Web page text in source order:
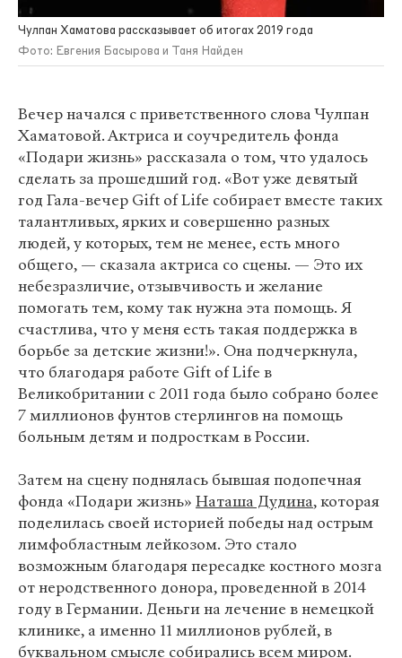
Чулпан Хаматова рассказывает об итогах 2019 года
Фото: Евгения Басырова и Таня Найден
Вечер начался с приветственного слова Чулпан
Хаматовой. Актриса и соучредитель фонда
«Подари жизнь» рассказала о том, что удалось
сделать за прошедший год. «Вот уже девятый
год Гала-вечер Gift of Life собирает вместе таких
талантливых, ярких и совершенно разных
людей, у которых, тем не менее, есть много
общего, — сказала актриса со сцены. — Это их
небезразличие, отзывчивость и желание
помогать тем, кому так нужна эта помощь. Я
счастлива, что у меня есть такая поддержка в
борьбе за детские жизни!». Она подчеркнула,
что благодаря работе Gift of Life в
Великобритании с 2011 года было собрано более
7 миллионов фунтов стерлингов на помощь
больным детям и подросткам в России.
Затем на сцену поднялась бывшая подопечная
фонда «Подари жизнь» Наташа Дудина, которая
поделилась своей историей победы над острым
лимфобластным лейкозом. Это стало
возможным благодаря пересадке костного мозга
от неродственного донора, проведенной в 2014
году в Германии. Деньги на лечение в немецкой
клинике, а именно 11 миллионов рублей, в
буквальном смысле собирались всем миром.